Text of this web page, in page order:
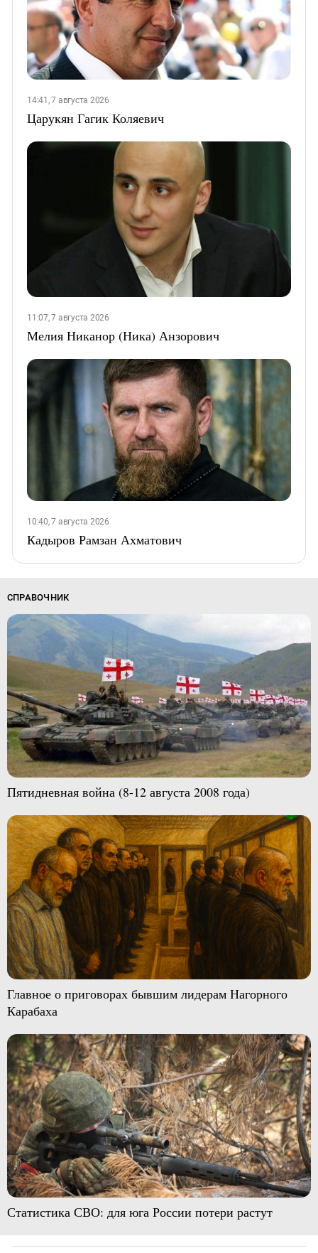
14:41, 7 августа 2026
Царукян Гагик Коляевич
11:07, 7 августа 2026
Мелия Никанор (Ника) Анзорович
10:40, 7 августа 2026
Кадыров Рамзан Ахматович
СПРАВОЧНИК
Пятидневная война (8-12 августа 2008 года)
Главное о приговорах бывшим лидерам Нагорного
Карабаха
Статистика СВО: для юга России потери растут